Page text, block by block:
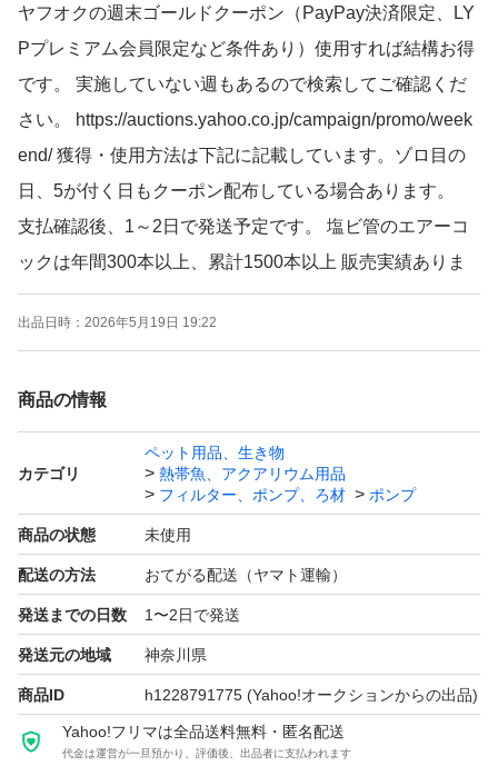
ヤフオクの週末ゴールドクーポン（PayPay決済限定、LY
Pプレミアム会員限定など条件あり）使用すれば結構お得
です。 実施していない週もあるので検索してご確認くだ
さい。 https://auctions.yahoo.co.jp/campaign/promo/week
end/ 獲得・使用方法は下記に記載しています。ゾロ目の
日、5が付く日もクーポン配布している場合あります。
支払確認後、1～2日で発送予定です。 塩ビ管のエアーコ
ックは年間300本以上、累計1500本以上 販売実績ありま
す（4～20分岐管 合計で）。
取引について（4、5つ目の画像）をご確認の上、入札・
L型ホースと取外し可の結束バンド添付します。 エアーコ
ルですが ほぼ同等です）。 塩ビ管、ホースは部分的に印
字あります。
塩ビ管 外径 18mm。 エアーコック部は内径4mmのソフト
チューブ（エアーホース、エアーチューブ）で接続可能で
す。 サイズは画像3を参照ください。
エアーコックはネジ締めしています。 キャップと共に接
着はしていません。気になる場合は接着してください。
複数または他の分岐数をご希望の場合は質問欄から要望く
ださい。 可能であれば作成して出品します。
出品日時： 2026年5月19日 19:22
商品の情報
カテゴリ
ペット用品、生き物
熱帯魚、アクアリウム用品
フィルター、ポンプ、ろ材
ポンプ
商品の状態 未使用
配送の方法 おてがる配送（ヤマト運輸）
発送までの日数 1〜2日で発送
発送元の地域 神奈川県
商品ID h1228791775 (Yahoo!オークションからの出品)
Yahoo!フリマは全品送料無料・匿名配送
代金は運営が一旦預かり、評価後、出品者に支払われます